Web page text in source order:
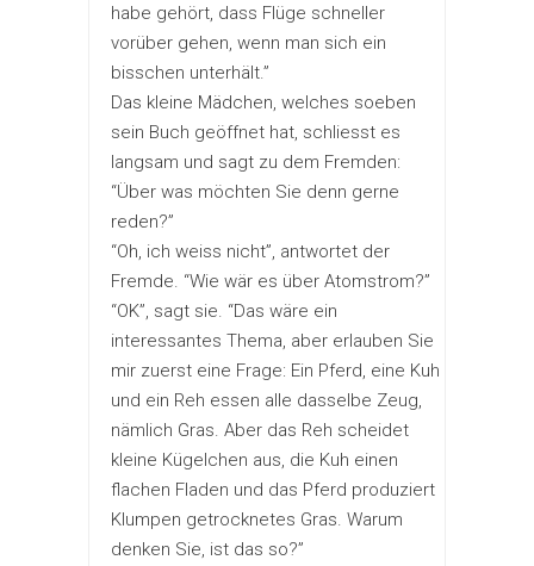
habe gehört, dass Flüge schneller
vorüber gehen, wenn man sich ein
bisschen unterhält.”
Das kleine Mädchen, welches soeben
sein Buch geöffnet hat, schliesst es
langsam und sagt zu dem Fremden:
“Über was möchten Sie denn gerne
reden?”
“Oh, ich weiss nicht”, antwortet der
Fremde. “Wie wär es über Atomstrom?”
“OK”, sagt sie. “Das wäre ein
interessantes Thema, aber erlauben Sie
mir zuerst eine Frage: Ein Pferd, eine Kuh
und ein Reh essen alle dasselbe Zeug,
nämlich Gras. Aber das Reh scheidet
kleine Kügelchen aus, die Kuh einen
flachen Fladen und das Pferd produziert
Klumpen getrocknetes Gras. Warum
denken Sie, ist das so?”